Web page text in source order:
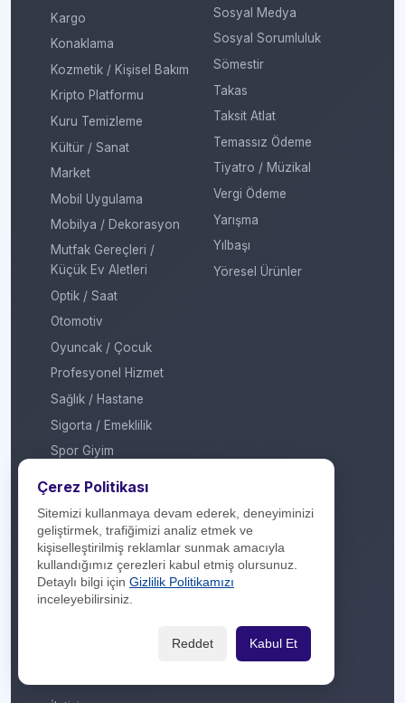
Kargo
Konaklama
Kozmetik / Kişisel Bakım
Kripto Platformu
Kuru Temizleme
Kültür / Sanat
Market
Mobil Uygulama
Mobilya / Dekorasyon
Mutfak Gereçleri /
Küçük Ev Aletleri
Optik / Saat
Otomotiv
Oyuncak / Çocuk
Profesyonel Hizmet
Sağlık / Hastane
Sigorta / Emeklilik
Spor Giyim
Turizm / Seyahat
Ulaşım
Veteriner / Pet Shop
Yapı Marketi
Sosyal Medya
Sosyal Sorumluluk
Sömestir
Takas
Taksit Atlat
Temassız Ödeme
Tiyatro / Müzikal
Vergi Ödeme
Yarışma
Yılbaşı
Yöresel Ürünler
Çerez Politikası
Sitemizi kullanmaya devam ederek, deneyiminizi
geliştirmek, trafiğimizi analiz etmek ve
kişiselleştirilmiş reklamlar sunmak amacıyla
kullandığımız çerezleri kabul etmiş olursunuz.
Detaylı bilgi için Gizlilik Politikamızı
inceleyebilirsiniz.
Reddet Kabul Et